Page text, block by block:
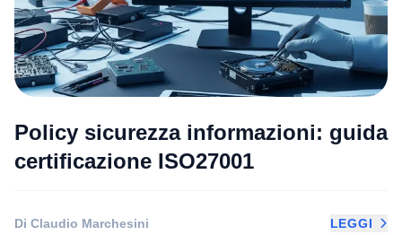
Policy sicurezza informazioni: guida
certificazione ISO27001
Di Claudio Marchesini LEGGI